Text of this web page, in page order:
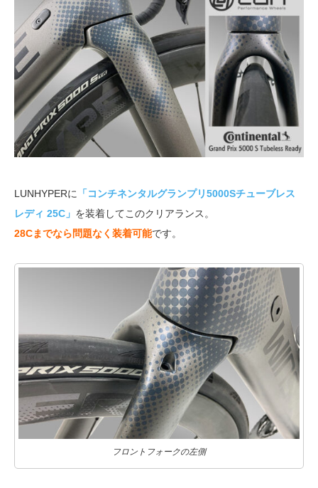
LUNHYPERに 「コンチネンタルグランプリ5000Sチューブレス
レディ 25C」 を装着してこのクリアランス。
28Cまでなら問題なく装着可能です。
フロントフォークの左側